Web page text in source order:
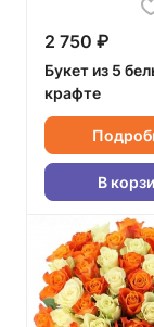
2 750 ₽
Букет из 5
крафте
В